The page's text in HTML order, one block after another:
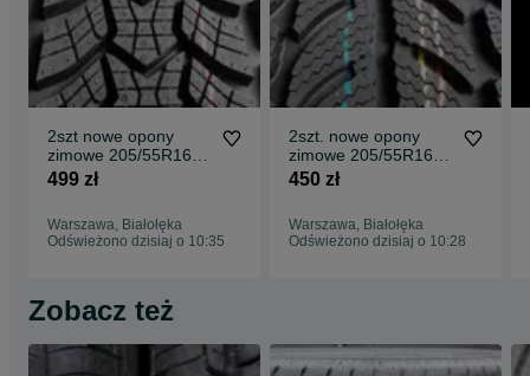
2szt nowe opony
zimowe 205/55R16
Dębica Frigo HP2
499 zł
Warszawa, Białołęka
Odświeżono dzisiaj o 10:35
2szt. nowe opony
zimowe 205/55R16
Dębica Frigo2 W-wa
450 zł
Warszawa, Białołęka
Odświeżono dzisiaj o 10:28
Zobacz też